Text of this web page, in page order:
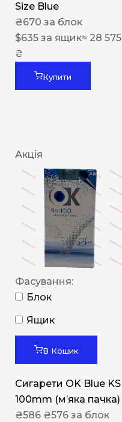
Size Blue
₴670 за блок
$635 за ящик≈ 28 575
₴
Купити
Акція
Фасування:
Блок
Ящик
В Кошик
Сигарети OK Blue KS
100mm (м’яка пачка)
₴586 ₴576 за блок